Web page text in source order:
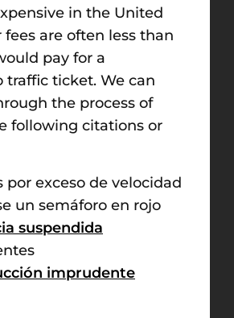
in the United
fees are often less than
pay for a
traffic ticket. We can
the process of
following citations or
por exceso de velocidad
un semáforo en rojo
suspendida
imprudente